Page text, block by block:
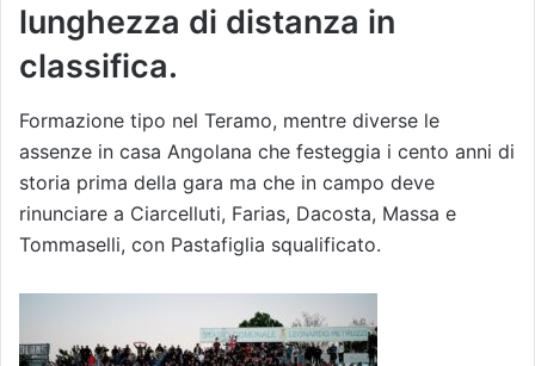
lunghezza di distanza in
classifica.
Formazione tipo nel Teramo, mentre diverse le
assenze in casa Angolana che festeggia i cento anni di
storia prima della gara ma che in campo deve
rinunciare a Ciarcelluti, Farias, Dacosta, Massa e
Tommaselli, con Pastafiglia squalificato.